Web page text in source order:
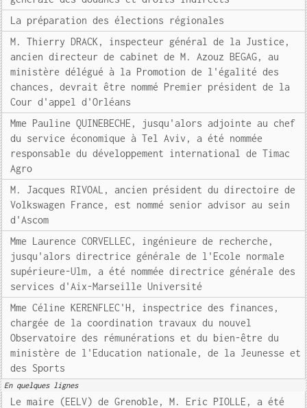
La préparation des élections régionales
M. Thierry DRACK, inspecteur général de la Justice,
ancien directeur de cabinet de M. Azouz BEGAG, au
ministère délégué à la Promotion de l'égalité des
chances, devrait être nommé Premier président de la
Cour d'appel d'Orléans
Mme Pauline QUINEBECHE, jusqu'alors adjointe au chef
du service économique à Tel Aviv, a été nommée
responsable du développement international de Timac
Agro
M. Jacques RIVOAL, ancien président du directoire de
Volkswagen France, est nommé senior advisor au sein
d'Ascom
Mme Laurence CORVELLEC, ingénieure de recherche,
jusqu'alors directrice générale de l'Ecole normale
supérieure-Ulm, a été nommée directrice générale des
services d'Aix-Marseille Université
Mme Céline KERENFLEC'H, inspectrice des finances,
chargée de la coordination travaux du nouvel
Observatoire des rémunérations et du bien-être du
ministère de l'Education nationale, de la Jeunesse et
des Sports
En quelques lignes
Le maire (EELV) de Grenoble, M. Eric PIOLLE, a été